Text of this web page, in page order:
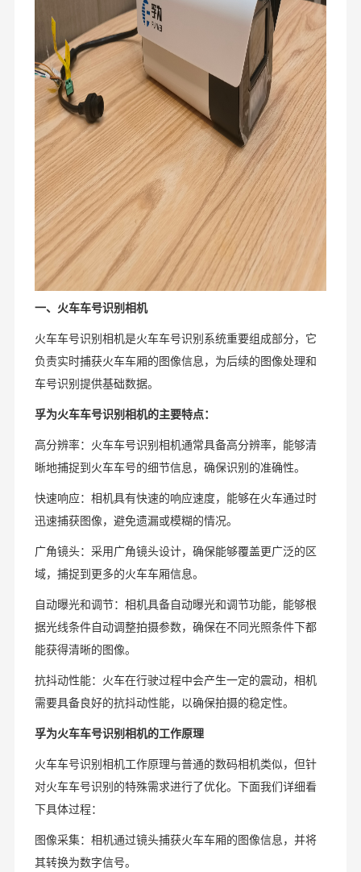
一、火车车号识别相机
火车车号识别相机是火车车号识别系统重要组成部分，它
负责实时捕获火车车厢的图像信息，为后续的图像处理和
车号识别提供基础数据。
孚为火车车号识别相机的主要特点：
高分辨率：火车车号识别相机通常具备高分辨率，能够清
晰地捕捉到火车车号的细节信息，确保识别的准确性。
快速响应：相机具有快速的响应速度，能够在火车通过时
迅速捕获图像，避免遗漏或模糊的情况。
广角镜头：采用广角镜头设计，确保能够覆盖更广泛的区
域，捕捉到更多的火车车厢信息。
自动曝光和调节：相机具备自动曝光和调节功能，能够根
据光线条件自动调整拍摄参数，确保在不同光照条件下都
能获得清晰的图像。
抗抖动性能：火车在行驶过程中会产生一定的震动，相机
需要具备良好的抗抖动性能，以确保拍摄的稳定性。
孚为火车车号识别相机的工作原理
火车车号识别相机工作原理与普通的数码相机类似，但针
对火车车号识别的特殊需求进行了优化。下面我们详细看
下具体过程：
图像采集：相机通过镜头捕获火车车厢的图像信息，并将
其转换为数字信号。